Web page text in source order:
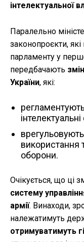
інтелектуальної
Паралельно
законопроєкти,
парламенту у
передбачають
України, які:
використання
оборони.
Очікується, що ці
систему
армії. Винаходи,
належатимуть
отримуватимуть